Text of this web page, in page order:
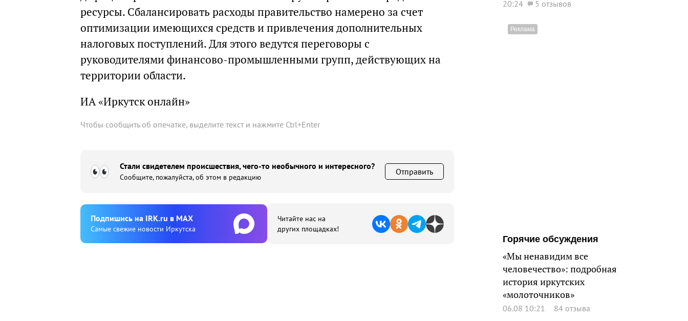
ресурсы. Сбалансировать расходы правительство намерено за счет
оптимизации имеющихся средств и привлечения дополнительных
налоговых поступлений. Для этого ведутся переговоры с
руководителями финансово-промышленными групп, действующих на
территории области.
ИА «Иркутск онлайн»
Чтобы сообщить об опечатке, выделите текст и нажмите Ctrl+Enter
Стали свидетелем происшествия, чего-то необычного и интересного?
Сообщите, пожалуйста, об этом в редакцию
Отправить
Подпишиcь на IRK.ru в MAX
Cамые свежие новости Иркутска
Читайте нас на
других площадках!
20:24 5 отзывов
Горячие обсуждения
«Мы ненавидим все
человечество»: подробная
история иркутских
«молоточников»
06.08 10:21 84 отзыва